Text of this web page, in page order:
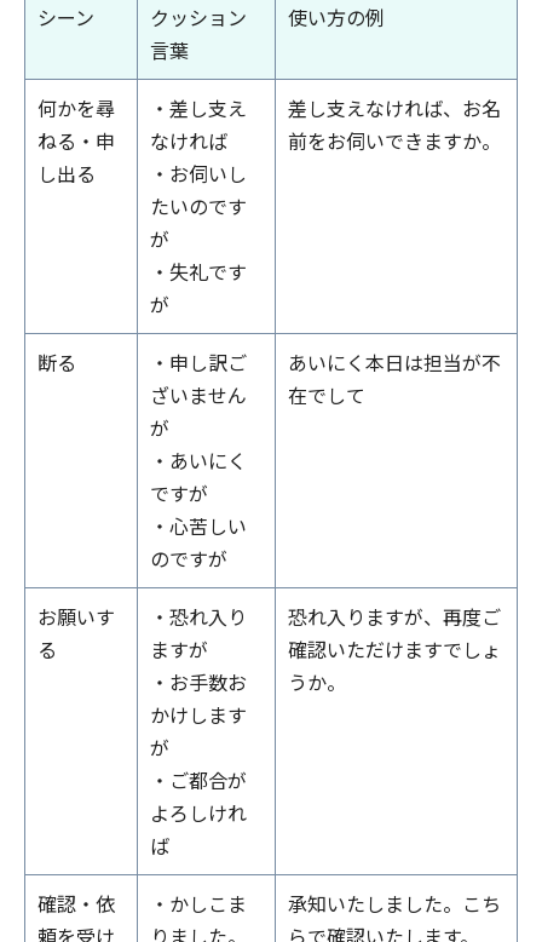
シーン
クッション
言葉
使い方の例
何かを尋
ねる・申
し出る
・差し支え
なければ
・お伺いし
たいのです
が
・失礼です
が
差し支えなければ、お名
前をお伺いできますか。
断る
・申し訳ご
ざいません
が
・あいにく
ですが
・心苦しい
のですが
あいにく本日は担当が不
在でして
お願いす
る
・恐れ入り
ますが
・お手数お
かけします
が
・ご都合が
よろしけれ
ば
恐れ入りますが、再度ご
確認いただけますでしょ
うか。
確認・依
頼を受け
・かしこま
りました。
承知いたしました。こち
らで確認いたします。